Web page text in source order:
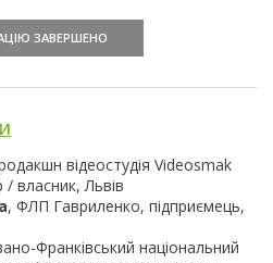
ЗАВЕРШЕНО
відеостудія Videosmak
власник, Львів
, ФЛП Гавриленко, підприємець,
Франківський національний